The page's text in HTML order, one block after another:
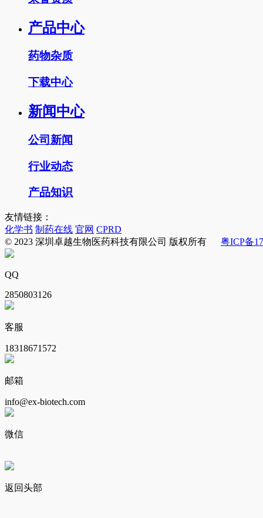
产品中心
药物杂质
下载中心
新闻中心
公司新闻
行业动态
产品知识
友情链接：
化学书 制药在线 官网 CPRD
© 2023 深圳卓越生物医药科技有限公司 版权所有 粤ICP备
QQ
2850803126
客服
18318671572
邮箱
info@ex-biotech.com
微信
返回头部